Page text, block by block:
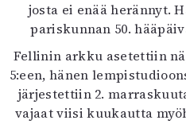
josta ei enää herännyt.
pariskunnan 50.
Fellinin arkku asetettiin
5:een, hänen
järjestettiin 2.
vajaat viisi kuukautta